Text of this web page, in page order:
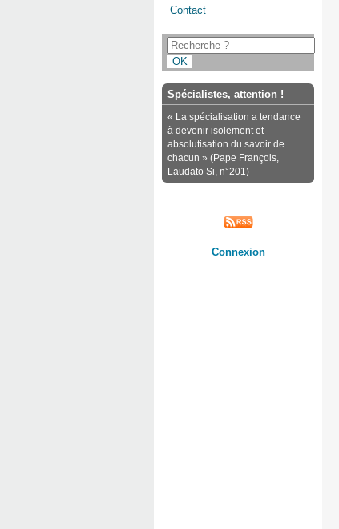
Contact
Spécialistes, attention !
« La spécialisation a tendance
à devenir isolement et
absolutisation du savoir de
chacun » (Pape François,
Laudato Si, n°201)
Connexion